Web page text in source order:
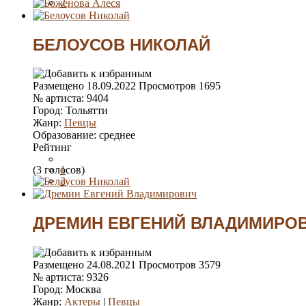
3
4
БЕЛОУСОВ НИКОЛАЙ
Размещено 18.09.2022 Просмотров 1695
№ артиста: 9404
Город: Тольятти
Жанр: Певцы
Образование: среднее
Рейтинг
1
2
3
4
(3 голосов)
ДРЕМИН ЕВГЕНИЙ
Размещено 24.08.2021 Просмотров 3579
№ артиста: 9326
Город: Москва
Жанр: Актеры | Певцы